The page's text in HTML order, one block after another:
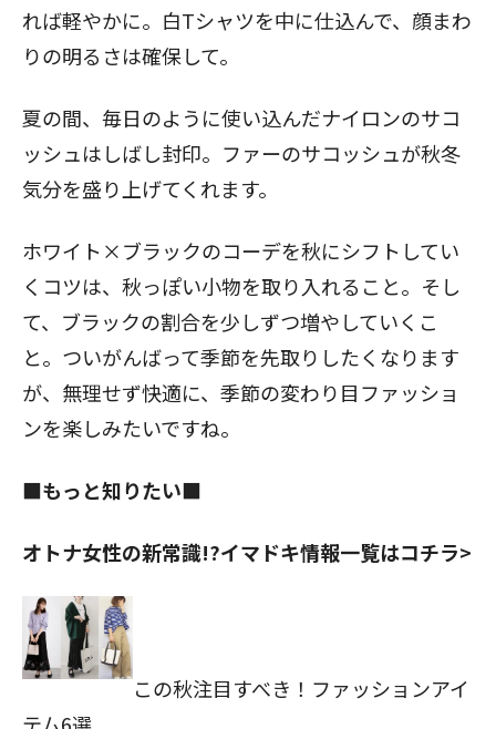
れば軽やかに。白Tシャツを中に仕込んで、顔まわ
りの明るさは確保して。
夏の間、毎日のように使い込んだナイロンのサコ
ッシュはしばし封印。ファーのサコッシュが秋冬
気分を盛り上げてくれます。
ホワイト×ブラックのコーデを秋にシフトしてい
くコツは、秋っぽい小物を取り入れること。そし
て、ブラックの割合を少しずつ増やしていくこ
と。ついがんばって季節を先取りしたくなります
が、無理せず快適に、季節の変わり目ファッショ
ンを楽しみたいですね。
■もっと知りたい■
オトナ女性の新常識!?イマドキ情報一覧はコチラ>
この秋注目すべき！ファッションアイ
テム6選